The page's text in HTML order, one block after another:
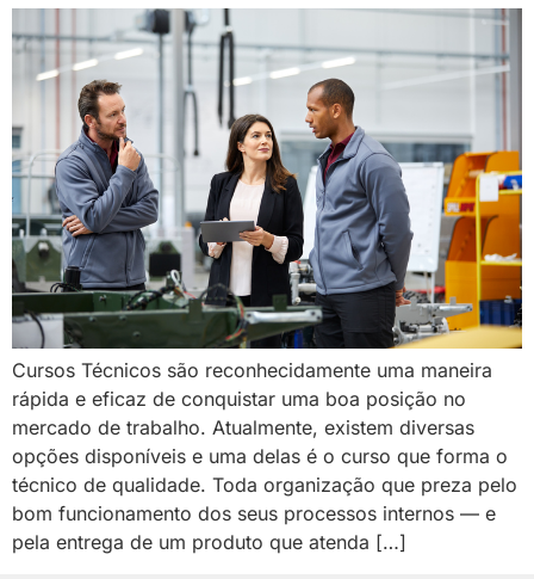
Cursos Técnicos são reconhecidamente uma maneira
rápida e eficaz de conquistar uma boa posição no
mercado de trabalho. Atualmente, existem diversas
opções disponíveis e uma delas é o curso que forma o
técnico de qualidade. Toda organização que preza pelo
bom funcionamento dos seus processos internos — e
pela entrega de um produto que atenda […]